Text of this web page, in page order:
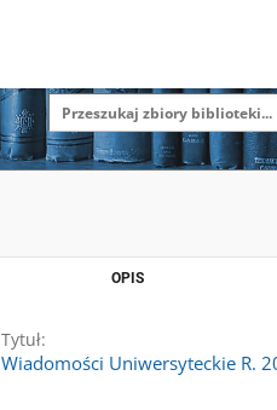
OPIS
Tytuł:
Wiadomości Uniwersyteckie R.